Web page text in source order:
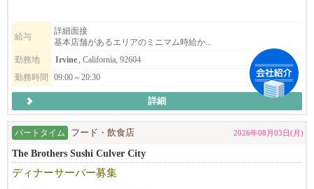
＜募集ポジション＞
・アシスタントマネージャー
・キッチン
・キャッシャー
・仕込み＆ディッシュウオッシャー
経験・未経験は問いません。
ーメンの作り方に興味がある」そんな方は是非ご応募ください！
給与
詳細面接
基本店舗があるエリアのミニマム時給か...
勤務地
Irvine, California, 92604
勤務時間
09:00～20:30
詳細
パートタイム フード・飲食店 2026年08月03日(月)
The Brothers Sushi Culver City
ディナーサーバー募集